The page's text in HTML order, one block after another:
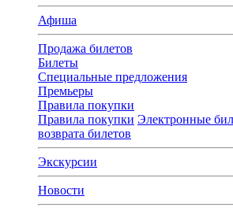
Афиша
Продажа билетов
Билеты
Специальные предложения
Премьеры
Правила покупки
Правила покупки Электронные
возврата билетов
Экскурсии
Новости